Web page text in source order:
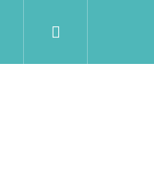
Přihlášení